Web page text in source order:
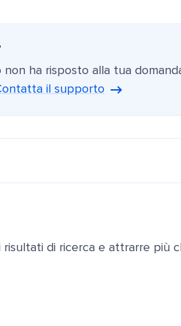
non ha risposto alla tua
il supporto
di ricerca e attrarre più